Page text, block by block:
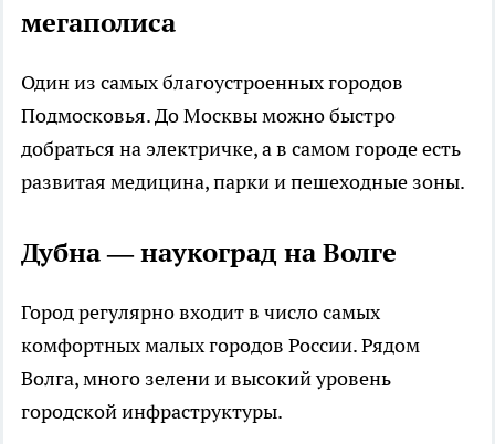
мегаполиса
Один из самых благоустроенных городов
Подмосковья. До Москвы можно быстро
добраться на электричке, а в самом городе есть
развитая медицина, парки и пешеходные зоны.
Дубна — наукоград на Волге
Город регулярно входит в число самых
комфортных малых городов России. Рядом
Волга, много зелени и высокий уровень
городской инфраструктуры.